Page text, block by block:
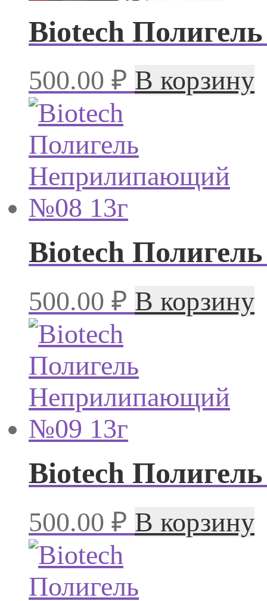
Biotech
500.00 ₽ В корзину
Biotech
500.00 ₽ В корзину
Biotech
500.00 ₽ В корзину